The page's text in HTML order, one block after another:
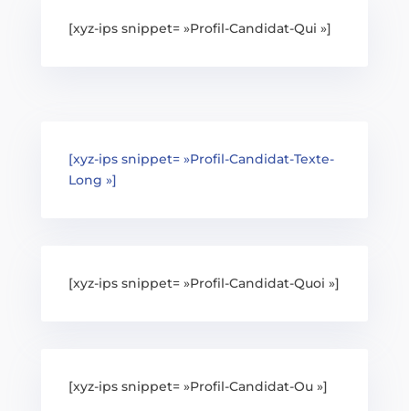
[xyz-ips snippet= »Profil-Candidat-Qui »]
[xyz-ips snippet= »Profil-Candidat-Texte-
Long »]
[xyz-ips snippet= »Profil-Candidat-Quoi »]
[xyz-ips snippet= »Profil-Candidat-Ou »]